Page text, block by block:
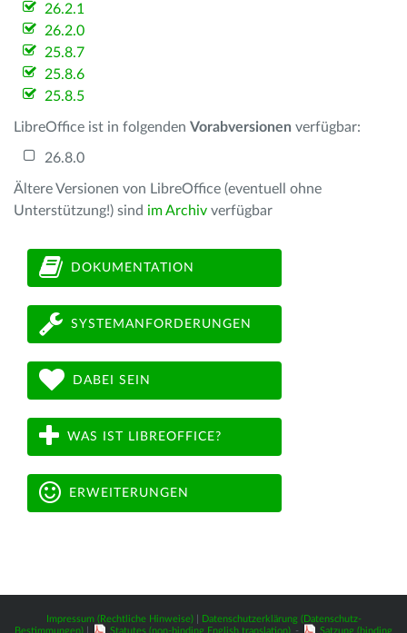
26.2.1
26.2.0
25.8.7
25.8.6
25.8.5
LibreOffice ist in folgenden Vorabversionen verfügbar:
26.8.0
Ältere Versionen von LibreOffice (eventuell ohne
Unterstützung!) sind im Archiv verfügbar
DOKUMENTATION
SYSTEMANFORDERUNGEN
DABEI SEIN
WAS IST LIBREOFFICE?
ERWEITERUNGEN
Impressum (Rechtliche Hinweise)|
Datenschutzerklärung (Datenschutz-
Bestimmungen)
Statutes (non-binding English translation) - Satzung (binding